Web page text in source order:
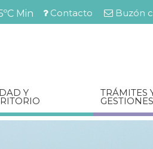
Menú
Contacto Buzón
Min
Y TRÁMITES
GESTIONES